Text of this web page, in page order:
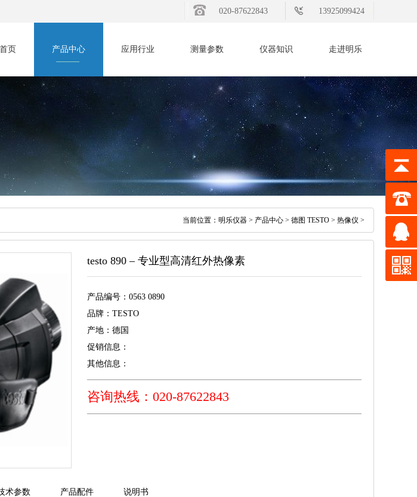
020-87622843 13925099424
页 产品中心 应用行业 测量参数 仪器知识 走进明乐
当前位置： 明乐仪器 > 产品中心 > 德图 TESTO > 热像仪 >
testo 890 – 专业型高清红外热像素
产品编号：0563 0890
品牌：TESTO
产地：德国
促销信息：
其他信息：
咨询热线：020-87622843
术参数 产品配件 说明书